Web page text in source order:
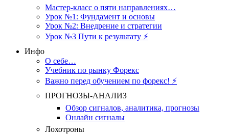
Мастер-класс о пяти направлениях…
Урок №1: Фундамент и основы
Урок №2: Внедрение и стратегии
Урок №3 Пути к результату ⚡️
Инфо
О себе…
Учебник по рынку Форекс
Важно перед обучением по форекс! ⚡
ПРОГНОЗЫ-АНАЛИЗ
Обзор сигналов, аналитика, прогнозы
Онлайн сигналы
Лохотроны